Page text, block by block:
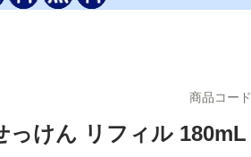
商品コード
っけん リフィル 180mL